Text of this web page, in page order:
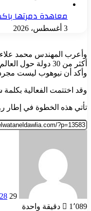
معاهدة دمرتها
3 أغسطس، 2026
وأعرب المهندس محمد علاء
أكثر من 30 دولة حول العالم.
وأكد أن نيوهوب ليست مجرد
وقد اختتمت الفعالية
تأتي هذه الخطوة في إطار
29 أبريل، 2025
1٬089
دقيقة واحدة